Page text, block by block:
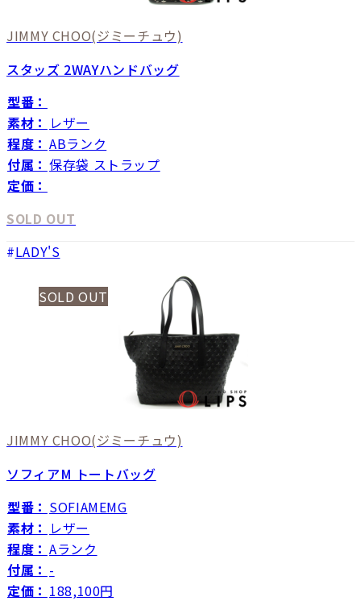
JIMMY CHOO(ジミーチュウ)
スタッズ 2WAYハンドバッグ
型番：
素材： レザー
程度： ABランク
付属： 保存袋 ストラップ
定価：
SOLD OUT
LADY'S
SOLD OUT
JIMMY CHOO(ジミーチュウ)
ソフィアM トートバッグ
型番： SOFIAMEMG
素材： レザー
程度： Aランク
付属： -
定価： 188,100円